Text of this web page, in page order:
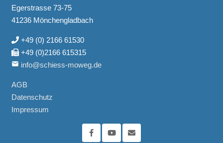
Egerstrasse 73-75
41236 Mönchengladbach
+49 (0) 2166 61530
+49 (0)2166 615315
email info@schiess-moweg.de
AGB
Datenschutz
Impressum